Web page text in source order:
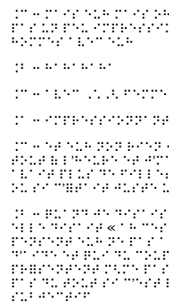
⠨⠉ ⠒ ⠍⠁⠊⠎ ⠑⠥⠓ ⠍⠁⠊⠎
⠏⠁⠎ ⠥⠝ ⠏⠑⠥
⠓⠕⠍⠍⠑⠎ ⠁⠧⠑⠉ ⠑⠥⠓
⠨⠃ ⠒ ⠓⠁⠓⠁⠓⠁⠓⠁
⠨⠉ ⠒ ⠁⠧⠑⠉ ⠠⠡⠠⠣
⠨⠁ ⠒
⠨⠉ ⠒ ⠑⠞ ⠑⠥⠓ ⠝⠕⠝ ⠗⠊⠑⠝
⠞⠕⠥⠞ ⠷ ⠇’⠓⠑⠥⠗⠑ ⠑⠞
⠁⠧⠁⠊⠞ ⠏⠇⠥⠎ ⠙⠑
⠕⠥ ⠎⠊ ⠉’⠿⠞⠁⠊⠞ ⠚⠥⠎⠞⠑
⠨⠃ ⠒ ⠟⠥⠁⠝⠙ ⠚⠑
⠑⠇⠇⠑ ⠙⠊⠎⠁⠊⠞ « ⠁⠓
⠏⠑⠝⠎⠑⠝⠞ ⠑⠥⠓ ⠝⠑ ⠏⠁⠎
⠙’⠁⠊⠙⠑ ⠑⠞ ⠟⠥⠊ ⠙⠥
⠏⠗⠿⠎⠑⠝⠞⠑⠝⠞ ⠍⠣⠍⠑
⠏⠁⠎ ⠙⠥ ⠞⠕⠥⠞ ⠎⠊ ⠉’⠑⠎⠞
⠎⠥⠃⠚⠑⠉⠞⠊⠋